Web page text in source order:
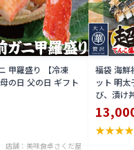
甲羅盛り 【冷凍
の日 父の日 ギフト
店舗：美味食卓さくだ屋
福袋 海鮮
ット 明太
び、漬け
干物、焼
ぎ蒲焼き
い贈物
★★★★